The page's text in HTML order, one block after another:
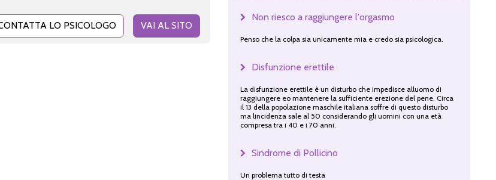
LO PSICOLOGO VAI AL SITO
Non riesco a raggiungere l'orgasmo
Penso che la colpa sia unicamente mia e credo sia psicologica.
Disfunzione erettile
La disfunzione erettile è un disturbo che impedisce alluomo di
raggiungere eo mantenere la sufficiente erezione del pene. Circa
il 13 della popolazione maschile italiana soffre di questo disturbo
ma lincidenza sale al 50 considerando gli uomini con una età
compresa tra i 40 e i 70 anni.
Sindrome di Pollicino
Un problema tutto di testa